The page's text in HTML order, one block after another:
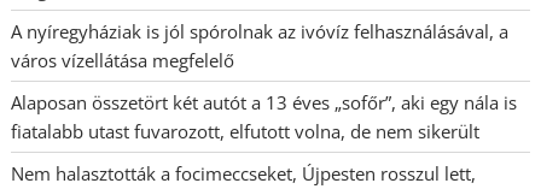
A nyíregyháziak is jól spórolnak az ivóvíz felhasználásával, a
város vízellátása megfelelő
Alaposan összetört két autót a 13 éves „sofőr”, aki egy nála is
fiatalabb utast fuvarozott, elfutott volna, de nem sikerült
Nem halasztották a focimeccseket, Újpesten rosszul lett,